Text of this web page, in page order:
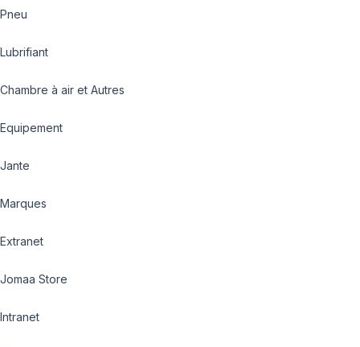
Pneu
Lubrifiant
Chambre à air et Autres
Equipement
Jante
Marques
Extranet
Jomaa Store
Intranet